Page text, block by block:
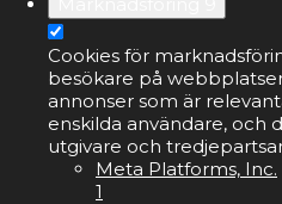
Cookies för
besökare på
annonser som är
enskilda användare, och
utgivare och
Meta Platforms, Inc.
1